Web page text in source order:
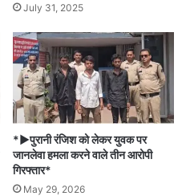
July 31, 2025
*▶️पुरानी रंजिश को लेकर युवक पर
जानलेवा हमला करने वाले तीन आरोपी
गिरफ्तार*
May 29, 2026